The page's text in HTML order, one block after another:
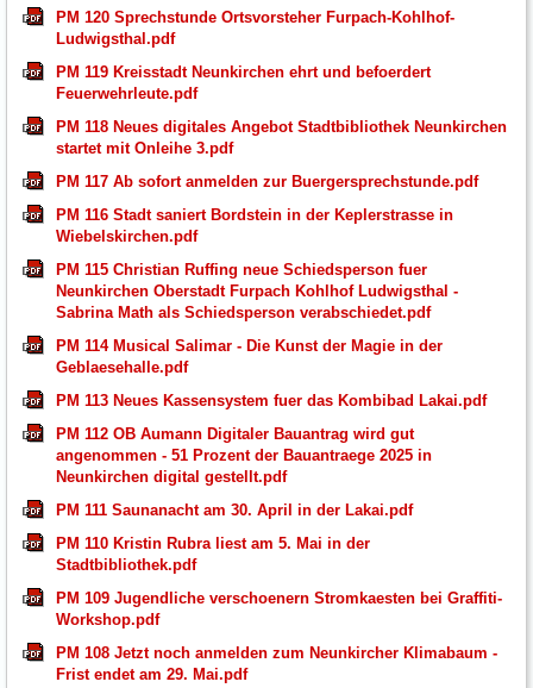
PM 120 Sprechstunde Ortsvorsteher Furpach-Kohlhof-
Ludwigsthal.pdf
PM 119 Kreisstadt Neunkirchen ehrt und befoerdert
Feuerwehrleute.pdf
PM 118 Neues digitales Angebot Stadtbibliothek Neunkirchen
startet mit Onleihe 3.pdf
PM 117 Ab sofort anmelden zur Buergersprechstunde.pdf
PM 116 Stadt saniert Bordstein in der Keplerstrasse in
Wiebelskirchen.pdf
PM 115 Christian Ruffing neue Schiedsperson fuer
Neunkirchen Oberstadt Furpach Kohlhof Ludwigsthal -
Sabrina Math als Schiedsperson verabschiedet.pdf
PM 114 Musical Salimar - Die Kunst der Magie in der
Geblaesehalle.pdf
PM 113 Neues Kassensystem fuer das Kombibad Lakai.pdf
PM 112 OB Aumann Digitaler Bauantrag wird gut
angenommen - 51 Prozent der Bauantraege 2025 in
Neunkirchen digital gestellt.pdf
PM 111 Saunanacht am 30. April in der Lakai.pdf
PM 110 Kristin Rubra liest am 5. Mai in der
Stadtbibliothek.pdf
PM 109 Jugendliche verschoenern Stromkaesten bei Graffiti-
Workshop.pdf
PM 108 Jetzt noch anmelden zum Neunkircher Klimabaum -
Frist endet am 29. Mai.pdf